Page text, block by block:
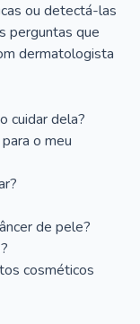
ou detectá-las
perguntas que
dermatologista
cuidar dela?
o meu
de pele?
cosméticos